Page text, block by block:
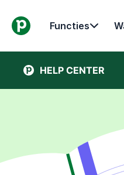
Functies
HELP CENTER